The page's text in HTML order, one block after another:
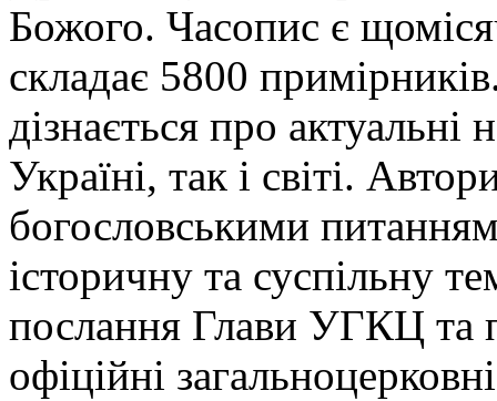
Божого. Часопис є
складає 5800
дізнається про
Україні, так і світі.
богословськими
історичну та суспільну
послання Глави УГКЦ та
офіційні